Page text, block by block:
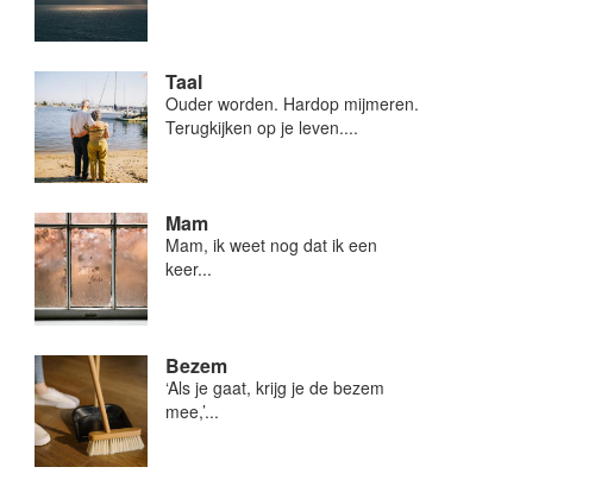
Taal
Ouder worden. Hardop mijmeren.
Terugkijken op je leven....
Mam
Mam, ik weet nog dat ik een
keer...
Bezem
‘Als je gaat, krijg je de bezem
mee,’...